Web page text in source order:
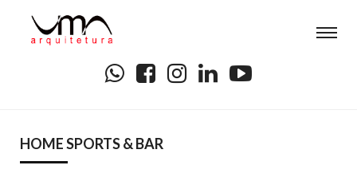
HOME SPORTS & BAR